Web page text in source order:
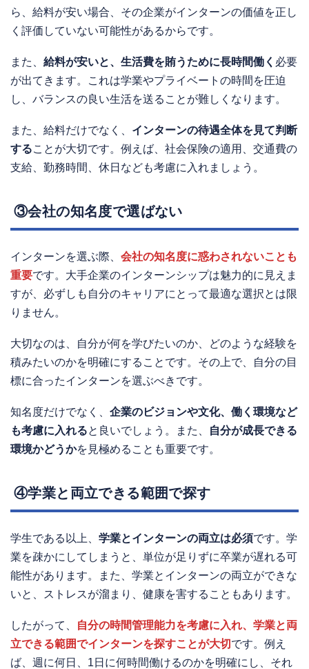
ら、給料が安い場合、その企業がインターンの価値を正し
く評価していない可能性があるからです。
また、 給料が安いと、生活費を賄うために長時間働く 必要
が出てきます。これは学業やプライベートの時間を圧迫
し、バランスの良い生活を送ることが難しくなります。
また、給料だけでなく、 インターンの待遇全体を見て判断
することが大切です。例えば、社会保険の適用、交通費の
支給、勤務時間、休日なども考慮に入れましょう。
③会社の知名度で選ばない
インターンを選ぶ際、 会社の知名度に惑わされないことも
重要です。大手企業のインターンシップは魅力的に見えま
すが、必ずしも自分のキャリアにとって最適な選択とは限
りません。
大切なのは、自分が何を学びたいのか、どのような経験を
積みたいのかを明確にすることです。その上で、自分の目
標に合ったインターンを選ぶべきです。
知名度だけでなく、 企業のビジョンや文化、働く環境など
も考慮に入れると良いでしょう。また、
自分が成長できる
環境かどうかを見極めることも重要です。
④学業と両立できる範囲で探す
学生である以上、 学業とインターンの両立は必須です。学
業を疎かにしてしまうと、単位が足りずに卒業が遅れる可
能性があります。また、学業とインターンの両立ができな
いと、ストレスが溜まり、健康を害することもあります。
したがって、
自分の時間管理能力を考慮に入れ、学業と両
立できる範囲でインターンを探すことが大切 です。例え
ば、週に何日、1日に何時間働けるのかを明確にし、それ